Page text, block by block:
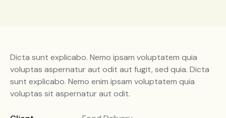
Dicta sunt explicabo. Nemo ipsam voluptatem quia
voluptas aspernatur aut odit aut fugit, sed quia. Dicta
sunt explicabo. Nemo enim ipsam voluptatem quia
voluptas sit aspernatur aut odit.